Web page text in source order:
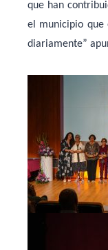
que han
el municipio que
diariamente”